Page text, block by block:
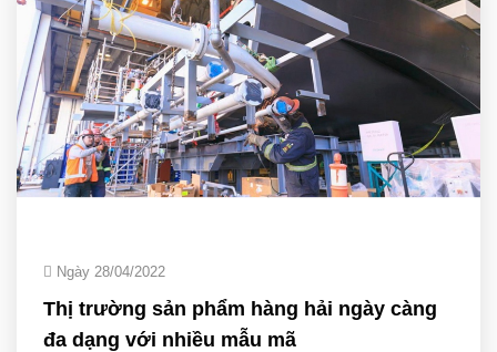
Ngày 28/04/2022
Thị trường sản phẩm hàng hải ngày càng
đa dạng với nhiều mẫu mã